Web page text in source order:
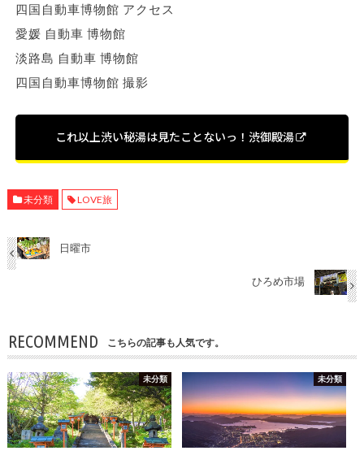
四国自動車博物館 アクセス
愛媛 自動車 博物館
淡路島 自動車 博物館
四国自動車博物館 撮影
これ以上渋い秘湯は見たことないっ！渋御殿湯
未分類 LOVE旅
日曜市
ひろめ市場
RECOMMEND こちらの記事も人気です。
未分類 未分類